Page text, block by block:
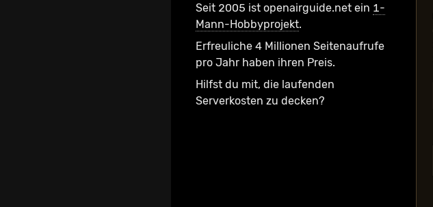
Seit 2005 ist openairguide.net ein 1-
Mann-Hobbyprojekt.
Erfreuliche 4 Millionen Seiten­aufrufe
pro Jahr haben ihren Preis.
Hilfst du mit, die laufenden
Serverkosten zu decken?